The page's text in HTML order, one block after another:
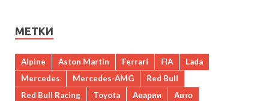
МЕТКИ
Alpine Aston Martin Ferrari FIA
Lada
Mercedes
Mercedes-AMG
Red Bull
Red Bull Racing
Toyota Аварии
Авто